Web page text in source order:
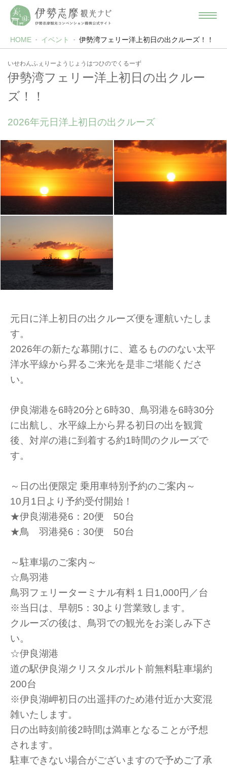
HOME イベント 伊勢湾フェリー洋上初日の出クルーズ！！
いせわんふぇりーようじょうはつひのでくるーず
伊勢湾フェリー洋上初日の出クルー
ズ！！
2026年元日洋上初日の出クルーズ
元日に洋上初日の出クルーズ便を運航いたしま
す。
2026年の新たな幕開けに、遮るもののない太平
洋水平線から昇るご来光を是非ご堪能くださ
い。
伊良湖港を6時20分と6時30、鳥羽港を6時30分
に出航し、水平線上から昇る初日の出を観賞
後、対岸の港に到着する約1時間のクルーズで
す。
～日の出便限定 乗用車特別予約のご案内～
10月1日より予約受付開始！
★伊良湖港発6：20便 50台
★鳥 羽港発6：30便 50台
～駐車場のご案内～
☆鳥羽港
鳥羽フェリーターミナル有料１日1,000円／台
※当日は、早朝5：30より営業致します。
クルーズの後は、鳥羽での観光をお楽しみ下さ
い。
☆伊良湖港
道の駅伊良湖クリスタルポルト前無料駐車場約
200台
※伊良湖岬初日の出遥拝のため港付近か大変混
雑いたします。
日の出時刻前後2時間は満車となることが予想
されます。
駐車できない場合がございますので予めご了承